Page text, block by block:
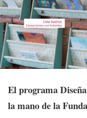
El programa
la mano de la